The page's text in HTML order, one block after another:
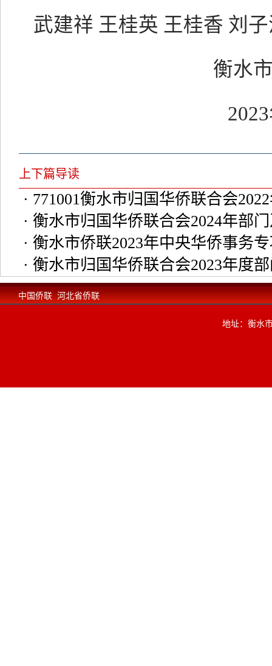
武建祥 王桂英 王桂香 刘
衡水
2023
上下篇导读
· 771001衡水市归国华侨联合会
· 衡水市归国华侨联合会2024年部
· 衡水市侨联2023年中央华侨事务
· 衡水市归国华侨联合会2023年度
中国侨联 河北省侨联
地址：衡